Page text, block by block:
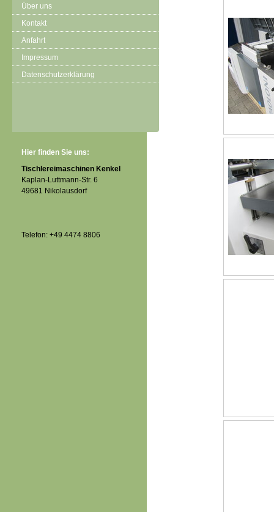
Über uns
Kontakt
Anfahrt
Impressum
Datenschutzerklärung
Hier finden Sie uns:
Tischlereimaschinen Kenkel
Kaplan-Luttmann-Str. 6
49681 Nikolausdorf
Telefon: +49 4474 8806